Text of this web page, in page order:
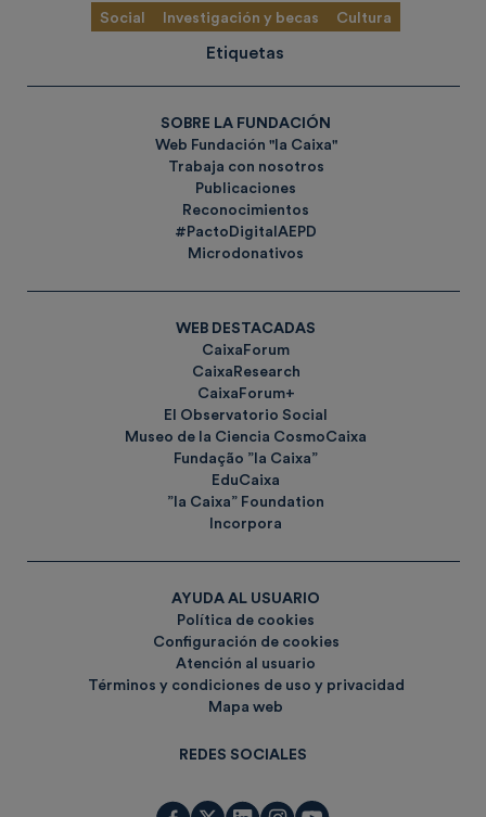
Social Investigación y becas Cultura
Etiquetas
SOBRE LA FUNDACIÓN
Web Fundación "la Caixa"
Trabaja con nosotros
Publicaciones
Reconocimientos
#PactoDigitalAEPD
Microdonativos
WEB DESTACADAS
CaixaForum
CaixaResearch
CaixaForum+
El Observatorio Social
Museo de la Ciencia CosmoCaixa
Fundação ”la Caixa”
EduCaixa
”la Caixa” Foundation
Incorpora
AYUDA AL USUARIO
Política de cookies
Configuración de cookies
Atención al usuario
Términos y condiciones de uso y privacidad
Mapa web
REDES SOCIALES